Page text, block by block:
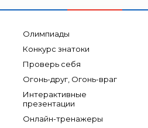
Олимпиады
Конкурс знатоки
Проверь себя
Огонь-друг, Огонь-враг
Интерактивные
презентации
Онлайн-тренажеры